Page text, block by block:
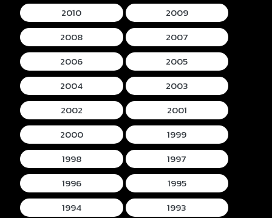
2010
2009
2008
2007
2006
2005
2004
2003
2002
2001
2000
1999
1998
1997
1996
1995
1994
1993